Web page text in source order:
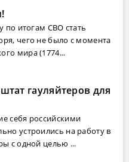
по итогам СВО стать
чего не было с момента
мира (1774...
гауляйтеров для
себя российскими
устроились на работу в
с одной целью ...